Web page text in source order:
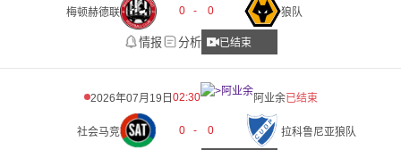
梅顿赫德联 0 - 0 狼队
情报 分析 已结束
2026年07月19日 02:30 阿业余已结束
社会马竞 0 - 0 拉科鲁尼亚狼队